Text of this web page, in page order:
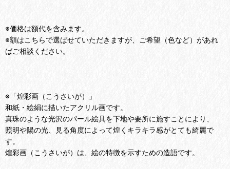
※価格は額代を含みます。
※額はこちらで選ばせていただきますが、ご希望（色など）があれ
ばご相談ください。
※「煌彩画（こうさいが）」
和紙・絵絹に描いたアクリル画です。
真珠のような光沢のパール絵具を下地や要所に施すことにより、
照明や陽の光、見る角度によって煌くキラキラ感がとても綺麗で
す。
煌彩画（こうさいが）は、絵の特徴を示すための造語です。